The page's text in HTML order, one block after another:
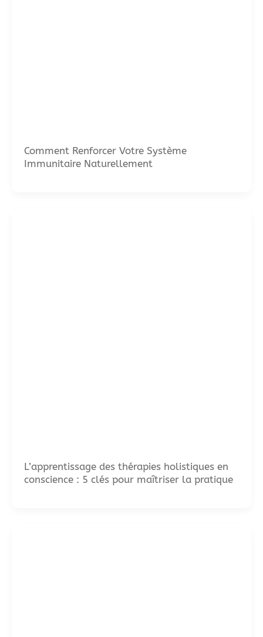
Comment Renforcer Votre Système
Immunitaire Naturellement
L’apprentissage des thérapies holistiques en
conscience : 5 clés pour maîtriser la pratique